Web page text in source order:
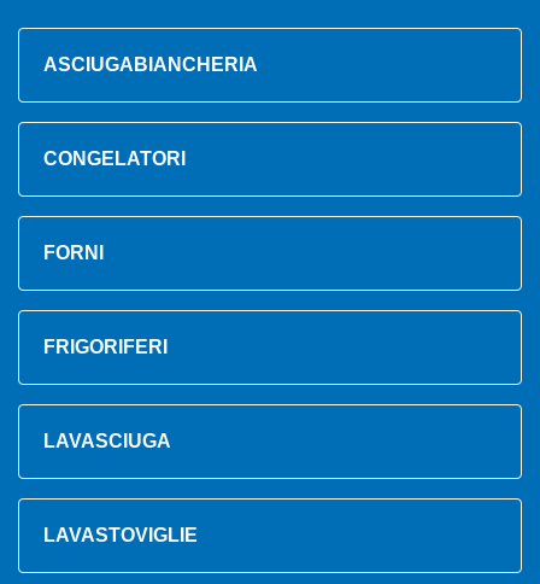
ASCIUGABIANCHERIA
CONGELATORI
FORNI
FRIGORIFERI
LAVASCIUGA
LAVASTOVIGLIE